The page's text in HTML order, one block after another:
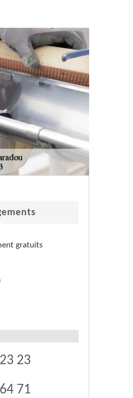
gratuits
23
71